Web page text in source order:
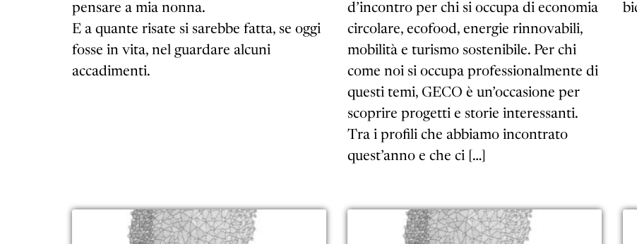
pensare a mia nonna.
E a quante risate si sarebbe fatta, se oggi
fosse in vita, nel guardare alcuni
accadimenti.
d’incontro per chi si occupa di economia
circolare, ecofood, energie rinnovabili,
mobilità e turismo sostenibile. Per chi
come noi si occupa professionalmente di
questi temi, GECO è un’occasione per
scoprire progetti e storie interessanti.
Tra i profili che abbiamo incontrato
quest’anno e che ci […]